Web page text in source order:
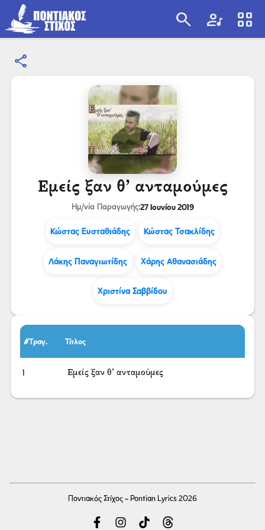
search artist view_cozy
share
Εμείς ξαν θ’ ανταμούμες
Ημ/νία Παραγωγής:27 Ιουνίου 2019
Κώστας Ευσταθιάδης Κώστας Τσακλίδης
Λάκης Παναγιωτίδης Χάρης Αθανασιάδης
Χριστίνα Σαββίδου
#Τραγ. Τίτλος
1 Εμείς ξαν θ’ ανταμούμες
Ποντιακός Στίχος - Pontian Lyrics 2026